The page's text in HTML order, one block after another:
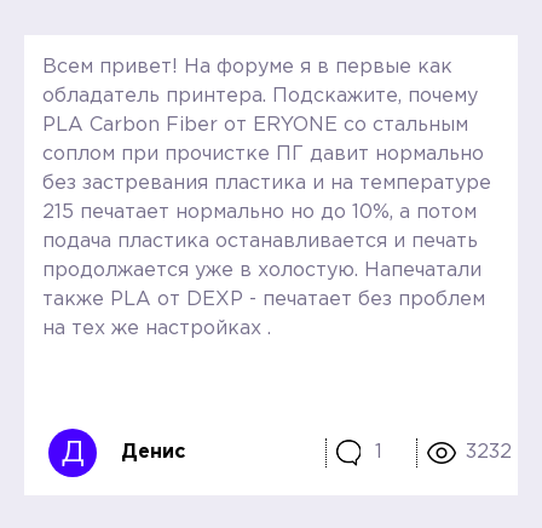
Всем привет! На форуме я в первые как
обладатель принтера. Подскажите, почему
PLA Carbon Fiber от ERYONE со стальным
соплом при прочистке ПГ давит нормально
без застревания пластика и на температуре
215 печатает нормально но до 10%, а потом
подача пластика останавливается и печать
продолжается уже в холостую. Напечатали
также PLA от DEXP - печатает без проблем
на тех же настройках .
Д Денис 1 3232